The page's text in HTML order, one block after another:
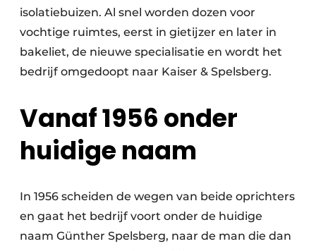
isolatiebuizen. Al snel worden dozen voor
vochtige ruimtes, eerst in gietijzer en later in
bakeliet, de nieuwe specialisatie en wordt het
bedrijf omgedoopt naar Kaiser & Spelsberg.
Vanaf 1956 onder
huidige naam
In 1956 scheiden de wegen van beide oprichters
en gaat het bedrijf voort onder de huidige
naam Günther Spelsberg, naar de man die dan